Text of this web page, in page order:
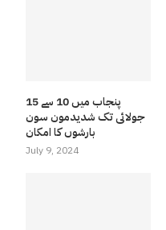
پنجاب میں 10 سے 15
جولائی تک شدیدمون سون
بارشوں کا امکان
July 9, 2024